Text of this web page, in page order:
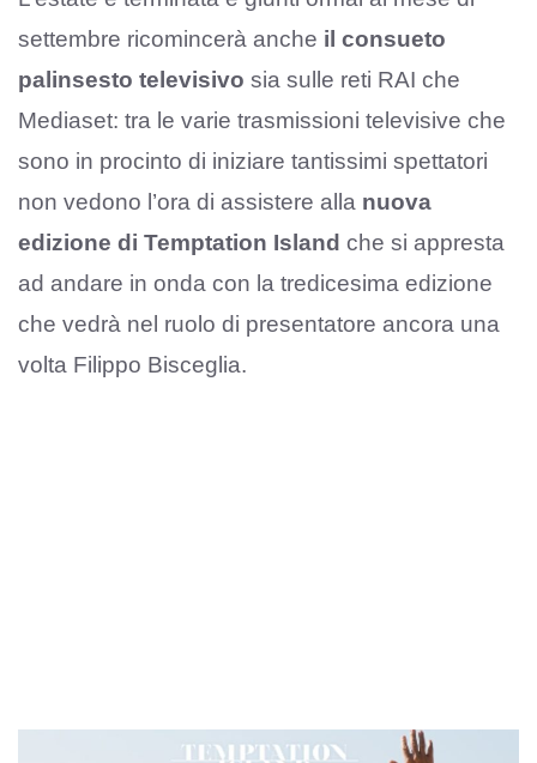
settembre ricomincerà anche il consueto
palinsesto televisivo sia sulle reti RAI che
Mediaset: tra le varie trasmissioni televisive che
sono in procinto di iniziare tantissimi spettatori
non vedono l’ora di assistere alla nuova
edizione di Temptation Island che si appresta
ad andare in onda con la tredicesima edizione
che vedrà nel ruolo di presentatore ancora una
volta Filippo Bisceglia.